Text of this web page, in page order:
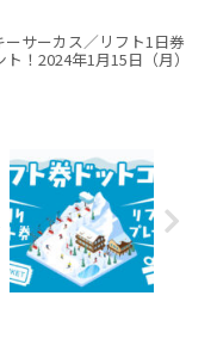
ーサーカス／リフト1日券
！2024年1月15日（月）